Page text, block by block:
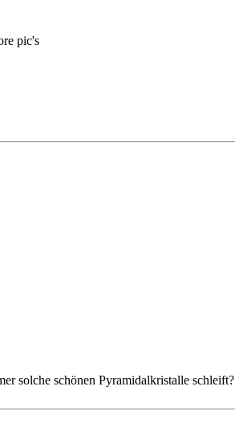
pic's
solche schönen Pyramidalkristalle schleift?